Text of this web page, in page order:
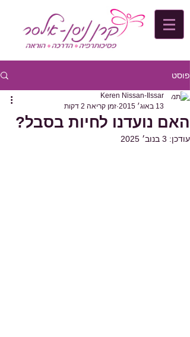
פוסט
האם נועדנו לחיות בסבל?
Keren Nissan-Ilssar
13 באוג׳ 2015
זמן קריאה 2 דקות
עודכן: 3 בנוב׳ 2025